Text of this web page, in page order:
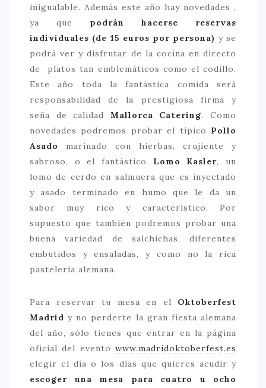
SELECCIONES MESADE2
POR SUS BAÑOS…
CONTACTO
inigualable. Además este año hay novedades ,
ya que podrán hacerse reservas
individuales (de 15 euros por persona) y se
podrá ver y disfrutar de la cocina en directo
de platos tan emblemáticos como el codillo.
Este año toda la fantástica comida será
responsabilidad de la prestigiosa firma y
seña de calidad Mallorca Catering. Como
novedades podremos probar el típico Pollo
Asado
marinado con hierbas, crujiente y
sabroso, o el fantástico Lomo Kasler, un
lomo de cerdo en salmuera que es inyectado
y asado terminado en humo que le da un
sabor muy rico y característico. Por
supuesto que también podremos probar una
buena variedad de salchichas, diferentes
embutidos y ensaladas, y como no la rica
pastelería alemana.
Para reservar tu mesa en el Oktoberfest
Madrid y no perderte la gran fiesta alemana
del año, sólo tienes que entrar en la página
oficial del evento www.madridoktoberfest.es
elegir el día o los días que quieres acudir y
escoger una mesa para cuatro u ocho